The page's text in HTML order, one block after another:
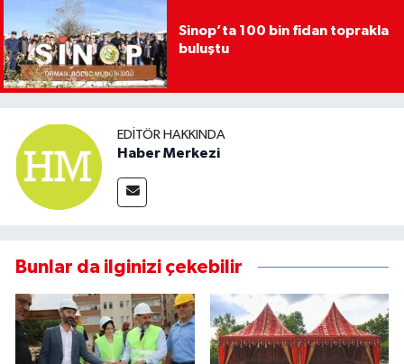
Sinop’ta 100 bin fidan toprakla
buluştu
EDITÖR HAKKINDA
Haber Merkezi
Bunlar da ilginizi çekebilir